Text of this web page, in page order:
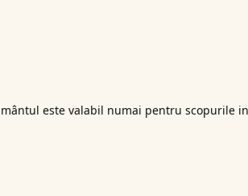
este valabil numai pentru scopurile